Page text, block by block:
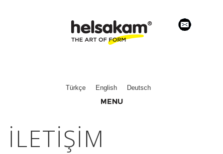
Türkçe English Deutsch
İLETİŞİM